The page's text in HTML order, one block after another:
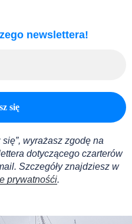
newslettera!
wyrażasz zgodę na
dotyczącego czarterów
Szczegóły znajdziesz w
prywatnośći.